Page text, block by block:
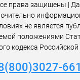
права защищены |
не является
положениями
кодекса Российской
661